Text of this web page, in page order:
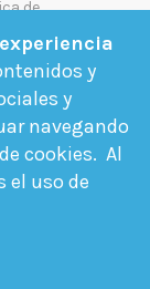
de
y
y
navegando
cookies. Al
el uso de